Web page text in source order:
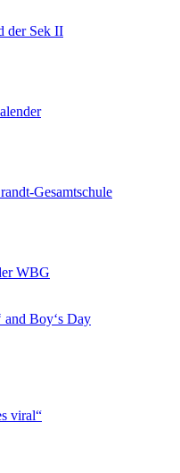
der Sek II
Gesamtschule
WBG
Boy‘s Day
viral“